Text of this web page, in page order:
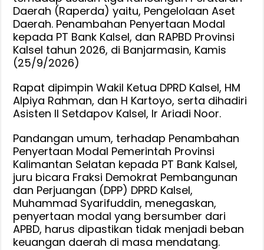
Modal
Rp
400
Miliar
Bertahap
Agar
Tak
APBD,
:
Nanti
Lihat
Bisnis
Daerah (Raperda) yaitu, Pengelolaan Aset
Daerah. Penambahan Penyertaan Modal
kepada PT Bank Kalsel, dan RAPBD Provinsi
Kalsel tahun 2026, di Banjarmasin, Kamis
(25/9/2026)
Rapat dipimpin Wakil Ketua DPRD Kalsel, HM
Alpiya Rahman, dan H Kartoyo, serta dihadiri
Asisten II Setdapov Kalsel, Ir Ariadi Noor.
Pandangan umum, terhadap Penambahan
Penyertaan Modal Pemerintah Provinsi
Kalimantan Selatan kepada PT Bank Kalsel,
juru bicara Fraksi Demokrat Pembangunan
dan Perjuangan (DPP) DPRD Kalsel,
Muhammad Syarifuddin, menegaskan,
penyertaan modal yang bersumber dari
APBD, harus dipastikan tidak menjadi beban
keuangan daerah di masa mendatang.